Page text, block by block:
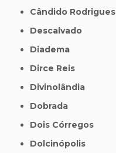
Cândido Rodrigues
Descalvado
Diadema
Dirce Reis
Divinolândia
Dobrada
Dois Córregos
Dolcinópolis